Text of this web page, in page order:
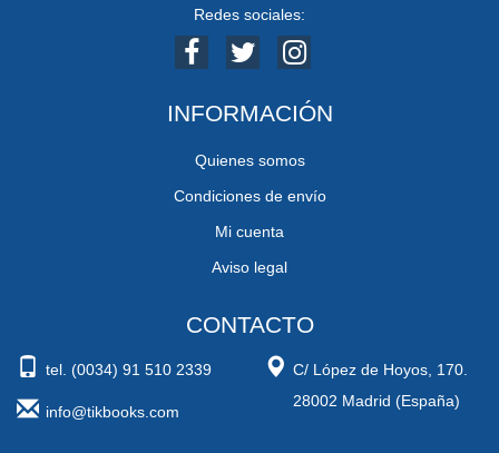
Redes sociales:
INFORMACIÓN
Quienes somos
Condiciones de envío
Mi cuenta
Aviso legal
CONTACTO
tel. (0034) 91 510 2339
info@tikbooks.com
C/ López de Hoyos, 170.
28002 Madrid (España)